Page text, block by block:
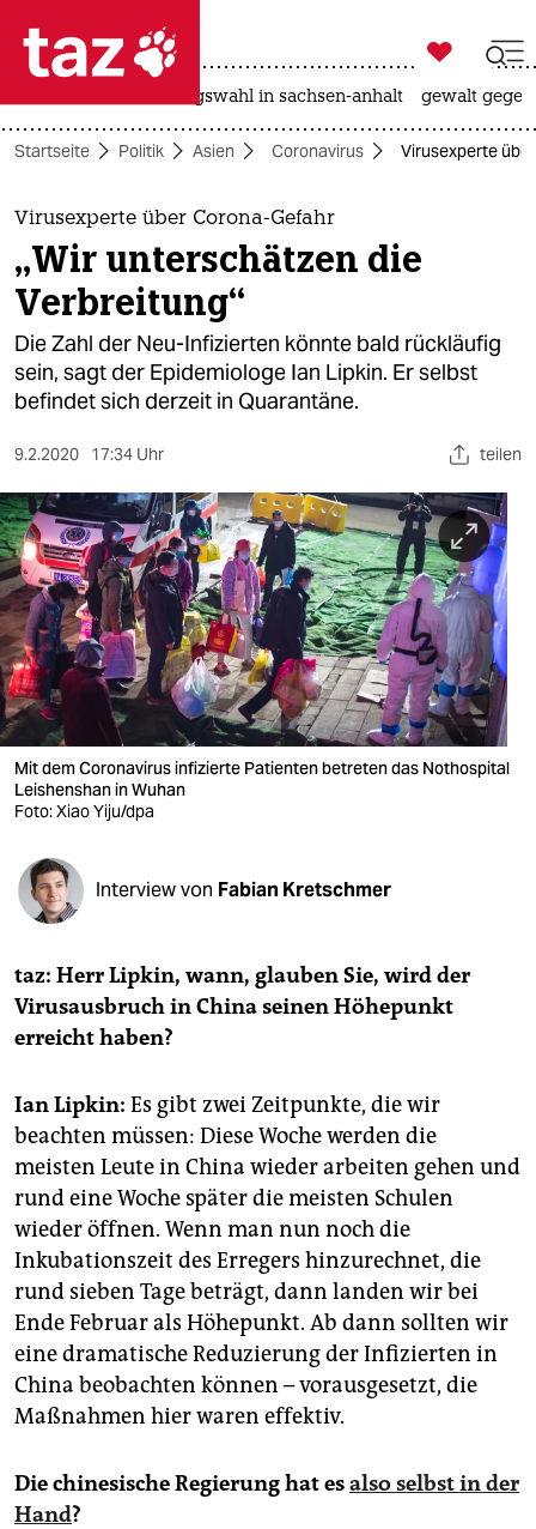
 taz zahl ich
taz zahl ich
themen
politik
öko
gesellschaft
sport
berlin
nord
wahrheit
verlag
verlag
veranstaltungen
fragen & hilfe
abo
genossenschaft

taz zahl ich
landtagswahl in sachsen-anhalt gewalt
Startseite Politik Asien Coronavirus Virusexperte
Virusexperte über Corona-Gefahr
„Wir unterschätzen die
Verbreitung“
Die Zahl der Neu-Infizierten könnte bald rückläufig
sein, sagt der Epidemiologe Ian Lipkin. Er selbst
befindet sich derzeit in Quarantäne.
9.2.2020 17:34 Uhr teilen
Mit dem Coronavirus infizierte Patienten betreten das Nothospital
Leishenshan in Wuhan
Foto: Xiao Yiju/dpa
Interview von Fabian Kretschmer
taz: Herr Lipkin, wann, glauben Sie, wird der
Virusausbruch in China seinen Höhepunkt
erreicht haben?
Ian Lipkin: Es gibt zwei Zeitpunkte, die wir
beachten müssen: Diese Woche werden die
meisten Leute in China wieder arbeiten gehen und
rund eine Woche später die meisten Schulen
wieder öffnen. Wenn man nun noch die
Inkubationszeit des Erregers hinzurechnet, die
rund sieben Tage beträgt, dann landen wir bei
Ende Februar als Höhepunkt. Ab dann sollten wir
eine dramatische Reduzierung der Infizierten in
China beobachten können – vorausgesetzt, die
Maßnahmen hier waren effektiv.
Die chinesische Regierung hat esalso selbst in der
Hand?